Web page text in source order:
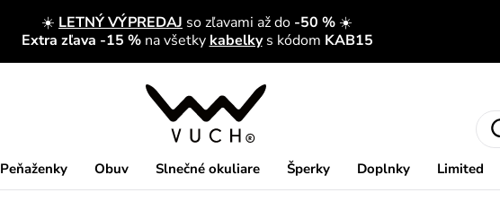
☀️ LETNÝ VÝPREDAJ so zľavami až do -50 % ☀️
Extra zľava -15 %na všetky kabelkys kódom KAB15
Peňaženky Obuv Slnečné okuliare Šperky Doplnky Limited